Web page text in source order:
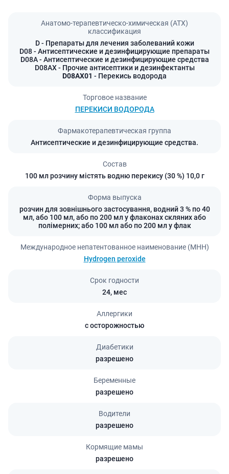
Анатомо-терапевтическо-химическая (АТХ)
классификация
D- Препараты для лечения заболеваний кожи
D08- Антисептические и дезинфицирующие препараты
D08A- Антисептические и дезинфицирующие средства
D08AX- Прочие антисептики и дезинфектанты
D08AX01 - Перекись водорода
Торговое название
ПЕРЕКИСИ ВОДОРОДА
Фармакотерапевтическая группа
Антисептические и дезинфицирующие средства.
Состав
100 мл розчину містять водню перекису (30 %) 10,0 г
Форма выпуска
розчин для зовнішнього застосування, водний 3 % по 40
мл, або 100 мл, або по 200 мл у флаконах скляних або
полімерних; або 100 мл або по 200 мл у флак
Международное непатентованное наименование (МНН)
Hydrogen peroxide
Срок годности
24, мес
Аллергики
с осторожностью
Диабетики
разрешено
Беременные
разрешено
Водители
разрешено
Кормящие мамы
разрешено